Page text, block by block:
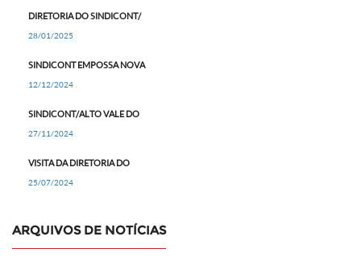
DIRETORIA DO SINDICONT/
28/01/2025
SINDICONT EMPOSSA NOVA
12/12/2024
SINDICONT/ALTO VALE DO
27/11/2024
VISITA DA DIRETORIA DO
25/07/2024
ARQUIVOS DE NOTÍCIAS